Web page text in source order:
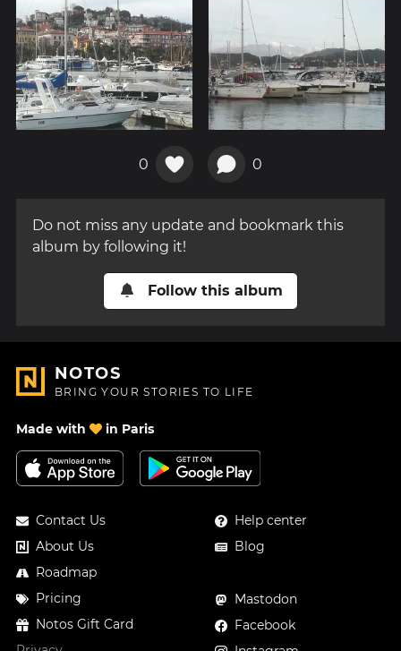
0 0
Do not miss any update and bookmark this
album by following it!
Follow this album
NOTOS
BRING YOUR STORIES TO LIFE
Made with in Paris
Contact Us
About Us
Roadmap
Pricing
Notos Gift Card
Help center
Blog
Mastodon
Facebook